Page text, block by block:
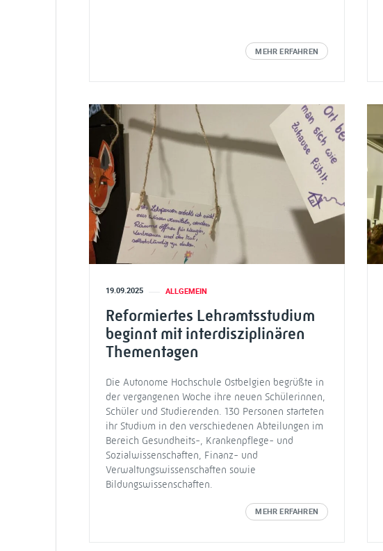
MEHR ERFAHREN
19.09.2025 ALLGEMEIN
Reformiertes Lehramtsstudium
beginnt mit interdisziplinären
Thementagen
Die Autonome Hochschule Ostbelgien begrüßte in
der vergangenen Woche ihre neuen Schülerinnen,
Schüler und Studierenden. 130 Personen starteten
ihr Studium in den verschiedenen Abteilungen im
Bereich Gesundheits-, Krankenpflege- und
Sozialwissenschaften, Finanz- und
Verwaltungswissenschaften sowie
Bildungswissenschaften.
MEHR ERFAHREN